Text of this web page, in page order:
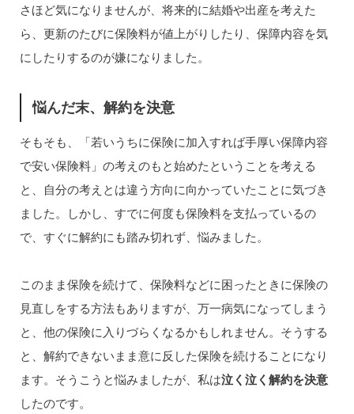
さほど気になりませんが、将来的に結婚や出産を考えた
ら、更新のたびに保険料が値上がりしたり、保障内容を気
にしたりするのが嫌になりました。
悩んだ末、解約を決意
そもそも、「若いうちに保険に加入すれば手厚い保障内容
で安い保険料」の考えのもと始めたということを考える
と、自分の考えとは違う方向に向かっていたことに気づき
ました。しかし、すでに何度も保険料を支払っているの
で、すぐに解約にも踏み切れず、悩みました。
このまま保険を続けて、保険料などに困ったときに保険の
見直しをする方法もありますが、万一病気になってしまう
と、他の保険に入りづらくなるかもしれません。そうする
と、解約できないまま意に反した保険を続けることになり
ます。そうこうと悩みましたが、私は泣く泣く解約を決意
したのです。